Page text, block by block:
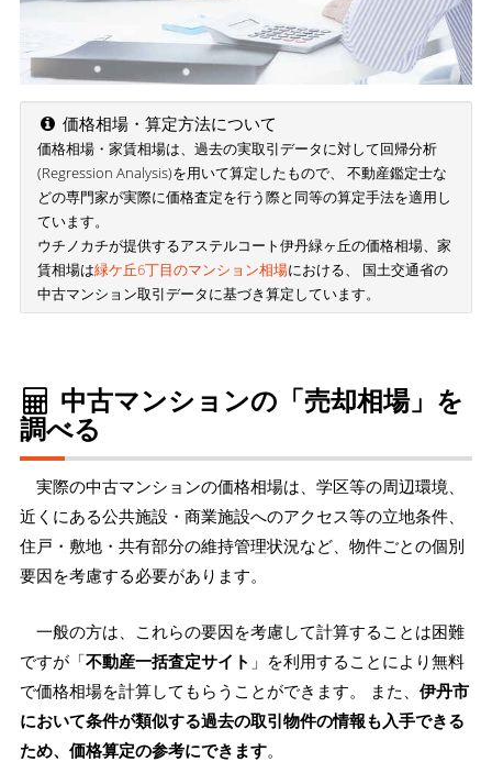
価格相場・算定方法について
価格相場・家賃相場は、過去の実取引データに対して回帰分析
(Regression Analysis)を用いて算定したもので、 不動産鑑定士な
どの専門家が実際に価格査定を行う際と同等の算定手法を適用し
ています。
ウチノカチが提供するアステルコート伊丹緑ヶ丘の価格相場、家
賃相場は緑ケ丘6丁目のマンション相場における、 国土交通省の
中古マンション取引データに基づき算定しています。
中古マンションの「売却相場」を
調べる
実際の中古マンションの価格相場は、学区等の周辺環境、
近くにある公共施設・商業施設へのアクセス等の立地条件、
住戸・敷地・共有部分の維持管理状況など、物件ごとの個別
要因を考慮する必要があります。
一般の方は、これらの要因を考慮して計算することは困難
ですが「不動産一括査定サイト 」を利用することにより無料
で価格相場を計算してもらうことができます。 また、 伊丹市
において条件が類似する過去の取引物件の情報も入手できる
ため、価格算定の参考にできます。